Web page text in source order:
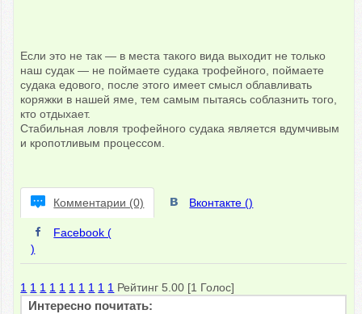
Если это не так — в места такого вида выходит не только
наш судак — не поймаете судака трофейного, поймаете
судака едового, после этого имеет смысл облавливать
коряжки в нашей яме, тем самым пытаясь соблазнить того,
кто отдыхает.
Стабильная ловля трофейного судака является вдумчивым
и кропотливым процессом.
Комментарии (0) Вконтакте ()
Facebook (
)
1 1 1 1 1 1 1 1 1 1 Рейтинг 5.00 [1 Голос]
Интересно почитать: